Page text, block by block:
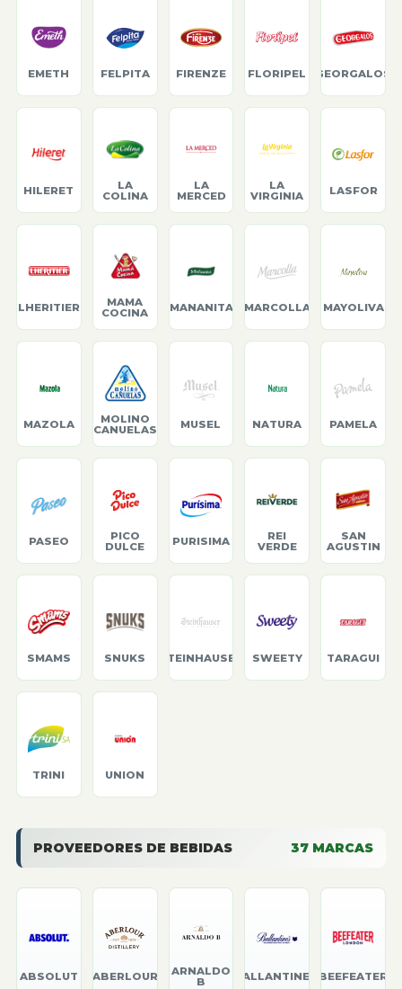
EMETH FELPITA FIRENZE FLORIPEL GEORGALOS
HILERET
LA
COLINA
LA
MERCED
LA
VIRGINIA
LASFOR
LHERITIER
MAMA
COCINA
MANANITA MARCOLLA MAYOLIVA
MAZOLA
MOLINO
CANUELAS
MUSEL NATURA PAMELA
PASEO
PICO
DULCE
PURISIMA
REI
VERDE
SAN
AGUSTIN
SMAMS SNUKS STEINHAUSER SWEETY TARAGUI
TRINI UNION
PROVEEDORES DE BEBIDAS 37 MARCAS
ABSOLUT ABERLOUR
ARNALDO
B
BALLANTINE'S BEEFEATER